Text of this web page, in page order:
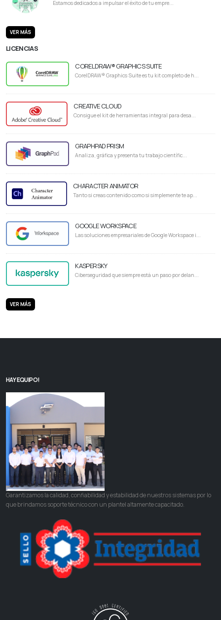
Estamos dedicados a impulsar el éxito de tu empre...
VER MÁS
LICENCIAS
CORELDRAW® GRAPHICS SUITE
CorelDRAW® Graphics Suite es tu kit completo de h...
CREATIVE CLOUD
Consigue el kit de herramientas integral para desa...
GRAPHPAD PRISM
Analiza, gráfica y presenta tu trabajo científic...
CHARACTER ANIMATOR
Tanto si creas contenido como si simplemente te ap...
GOOGLE WORKSPACE
Las soluciones empresariales de Google Workspace i...
KASPERSKY
Ciberseguridad que siempre está un paso por delan...
VER MÁS
HAY EQUIPO!
Garantizamos la calidad, confiabilidad y estabilidad de nuestros sistemas por lo
que brindamos soporte técnico con un plantel altamente capacitado.